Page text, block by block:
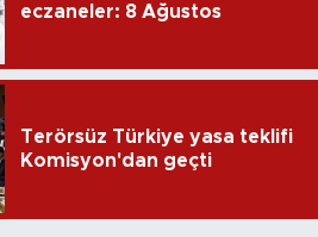
eczaneler: 8 Ağustos
Terörsüz Türkiye yasa teklifi
Komisyon'dan geçti